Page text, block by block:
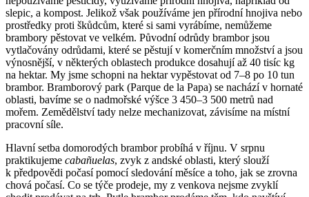
slepic, a kompost. Jelikož však používáme jen přírodní hnojiva nebo
prostředky proti škůdcům, které si sami vyrábíme, nemůžeme
brambory pěstovat ve velkém. Původní odrůdy brambor jsou
vytlačovány odrůdami, které se pěstují v komerčním množství a jsou
výnosnější, v některých oblastech produkce dosahují až 40 tisíc kg
na hektar. My jsme schopni na hektar vypěstovat od 7–8 po 10 tun
brambor. Bramborový park (Parque de la Papa) se nachází v hornaté
oblasti, bavíme se o nadmořské výšce 3 450–⁠3 500 metrů nad
mořem. Zemědělství tady nelze mechanizovat, závisíme na místní
pracovní síle.
Hlavní setba domorodých brambor probíhá v říjnu. V srpnu
praktikujeme cabañuelas, zvyk z andské oblasti, který slouží
k předpovědi počasí pomocí sledování měsíce a toho, jak se zrovna
chová počasí. Co se týče prodeje, my z venkova nejsme zvyklí